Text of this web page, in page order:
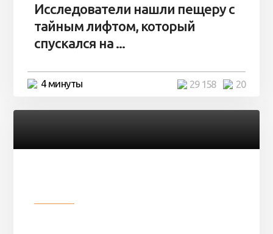
Исследователи нашли пещеру с
тайным лифтом, который
спускался на ...
4 минуты 20
29 158